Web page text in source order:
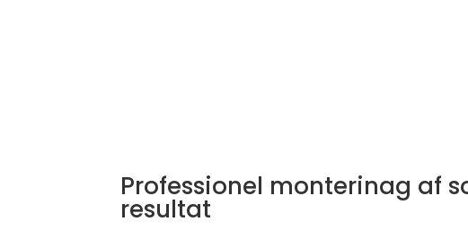
Professionel monterinag af
resultat